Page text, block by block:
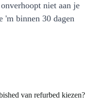
niet aan je
'm binnen 30 dagen
van refurbed kiezen?